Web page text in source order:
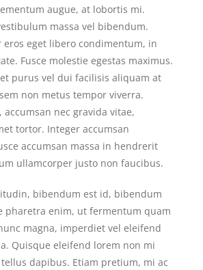
augue, at lobortis mi.
massa vel bibendum.
eros eget libero condimentum, in
Fusce molestie egestas maximus.
purus vel dui facilisis aliquam at
non metus tempor viverra.
nec gravida vitae,
tortor. Integer accumsan
accumsan massa in hendrerit
ullamcorper justo non faucibus.
bibendum est id, bibendum
pharetra enim, ut fermentum quam
magna, imperdiet vel eleifend
Quisque eleifend lorem non mi
dapibus. Etiam pretium, mi ac